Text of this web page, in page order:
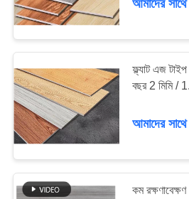
আমাদের
সম্পর্কে
কারখানা
ভ্রমণ
মান
নিয়ন্ত্রণ
কাঠের এলভিটি
আমাদের
ফ্ল্যাট এজ
বছর 2 মিমি /
আমাদের
কম